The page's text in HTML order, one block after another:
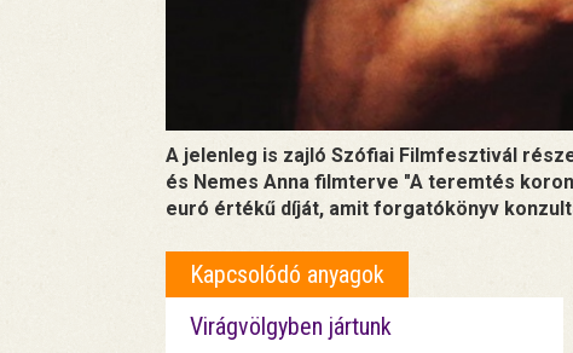
A jelenleg is zajló Szófiai Filmfesztivál
és Nemes Anna filmterve "A teremtés
euró értékű díját, amit forgatókönyv
Kapcsolódó anyagok
Virágvölgyben jártunk